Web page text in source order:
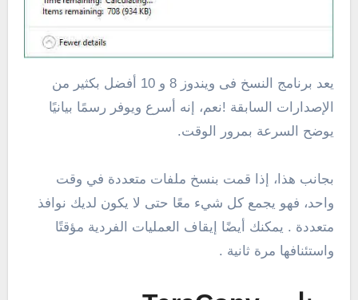
يعد برنامج النسخ فى ويندوز 8 و 10 أفضل بكثير من
الإصدارات السابقة !نعم، إنه أسرع ويوفر رسمًا بيانيًا
يوضح السرعة بمرور الوقت.
بجانب هذا، إذا قمت بنسخ ملفات متعددة في وقت
واحد، فهو يجمع كل شيء معًا حتى لا يكون لديك نوافذ
متعددة . يمكنك أيضًا إيقاف العمليات الفردية مؤقتًا
واستئنافها مرة ثانية .